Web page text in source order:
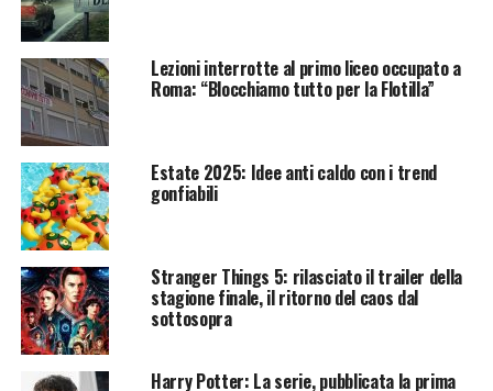
Lezioni interrotte al primo liceo occupato a
Roma: “Blocchiamo tutto per la Flotilla”
Estate 2025: Idee anti caldo con i trend
gonfiabili
Stranger Things 5: rilasciato il trailer della
stagione finale, il ritorno del caos dal
sottosopra
Harry Potter: La serie, pubblicata la prima